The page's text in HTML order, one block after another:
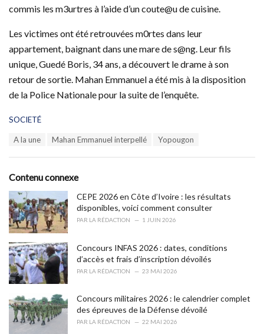
commis les m3urtres à l’aide d’un coute@u de cuisine.
Les victimes ont été retrouvées m0rtes dans leur
appartement, baignant dans une mare de s@ng. Leur fils
unique, Guedé Boris, 34 ans, a découvert le drame à son
retour de sortie. Mahan Emmanuel a été mis à la disposition
de la Police Nationale pour la suite de l’enquête.
C
o
r
i
e
s
:
SOCIETÉ
:
A la une Mahan Emmanuel interpellé Yopougon
Contenu connexe
CEPE 2026 en Côte d’Ivoire : les résultats
disponibles, voici comment consulter
PAR LA RÉDACTION 1 JUIN 2026
Concours INFAS 2026 : dates, conditions
d’accès et frais d’inscription dévoilés
PAR LA RÉDACTION 23 MAI 2026
Concours militaires 2026 : le calendrier complet
des épreuves de la Défense dévoilé
PAR LA RÉDACTION 22 MAI 2026